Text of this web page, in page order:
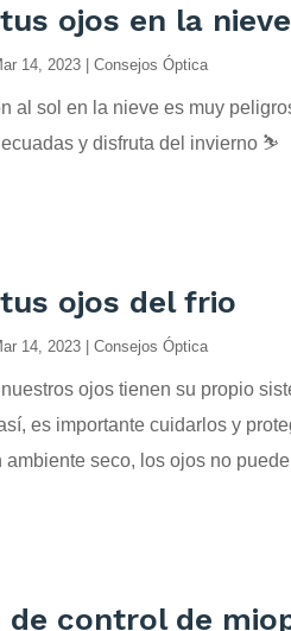
ojos en la nieve
14, 2023 Consejos Óptica
al sol en la nieve es muy
y disfruta del invierno ⛷
ojos del frio
14, 2023 Consejos Óptica
ojos tienen su propio
es importante cuidarlos y
ambiente seco, los ojos no
de control de